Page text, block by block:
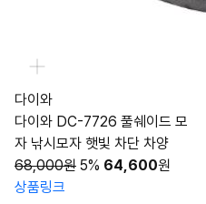
다이와
다이와 DC-7726 풀쉐이드 모
자 낚시모자 햇빛 차단 차양
68,000원 5% 64,600원
상품링크